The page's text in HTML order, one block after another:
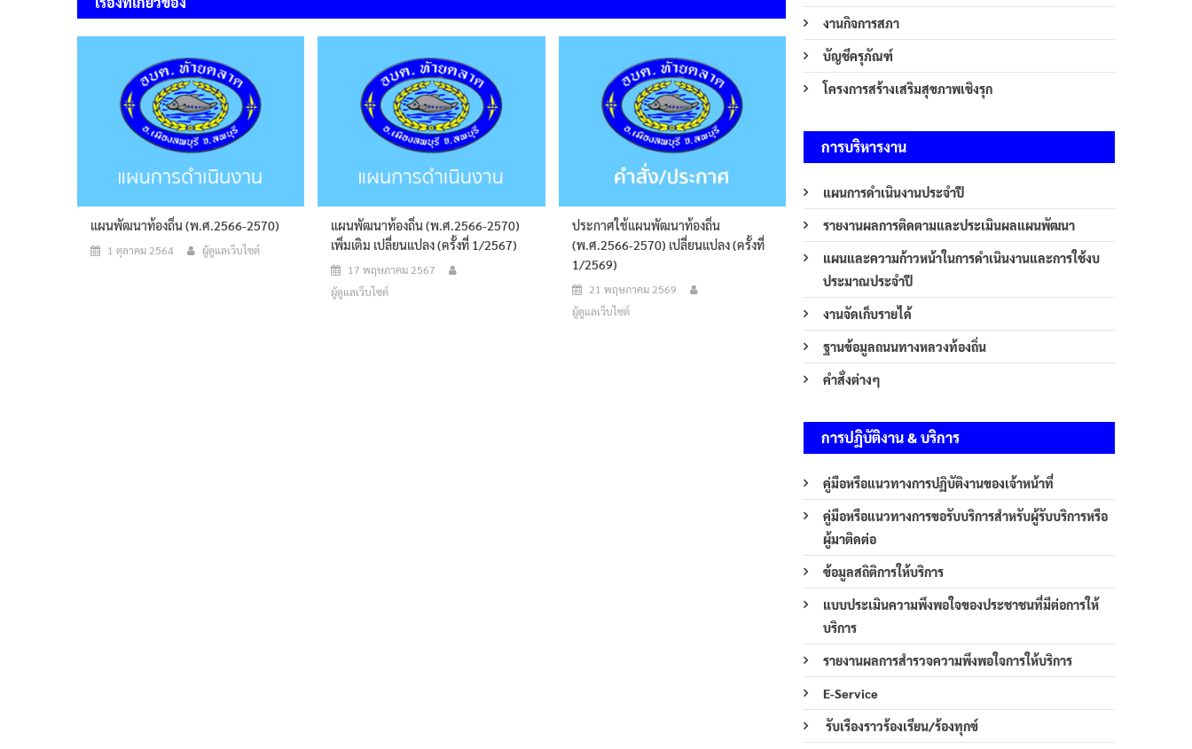
แผนพัฒนาท้องถิ่น (พ.ศ.2566-2570)
1 ตุลาคม 2564 ผู้ดูแลเว็บไซต์
แผนพัฒนาท้องถิ่น (พ.ศ.2566-2570)
เพิ่มเติม เปลี่ยนแปลง (ครั้งที่ 1/2567)
17 พฤษภาคม 2567
ผู้ดูแลเว็บไซต์
ประกาศใช้แผนพัฒนาท้องถิ่น
(พ.ศ.2566-2570) เปลี่ยนแปลง (ครั้งที่
1/2569)
21 พฤษภาคม 2569
ผู้ดูแลเว็บไซต์
งานกิจการสภา
บัญชีครุภัณฑ์
โครงการสร้างเสริมสุขภาพเชิงรุก
การบริหารงาน
แผนการดำเนินงานประจำปี
รายงานผลการติดตามและประเมินผลแผนพัฒนา
แผนและความก้าวหน้าในการดำเนินงานและการใช้งบ
ประมาณประจำปี
งานจัดเก็บรายได้
ฐานข้อมูลถนนทางหลวงท้องถิ่น
คำสั่งต่างๆ
การปฏิบัติงาน & บริการ
คู่มือหรือแนวทางการปฏิบัติงานของเจ้าหน้าที่
คู่มือหรือแนวทางการขอรับบริการสำหรับผู้รับบริการหรือ
ผู้มาติดต่อ
ข้อมูลสถิติการให้บริการ
แบบประเมินความพึงพอใจของประชาชนที่มีต่อการให้
บริการ
รายงานผลการสำรวจความพึงพอใจการให้บริการ
E-Service
รับเรืองราวร้องเรียน/ร้องทุกข์